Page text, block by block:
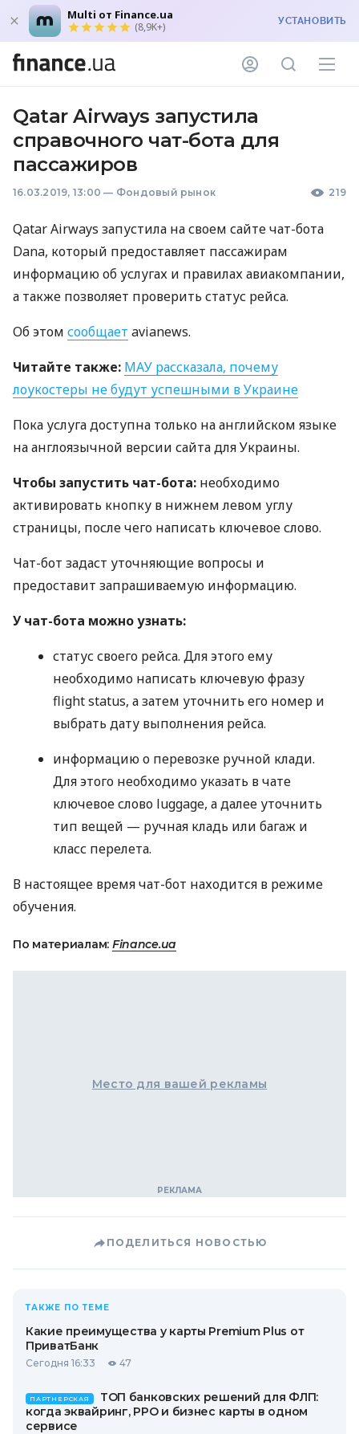
Multi от Finance.ua
(8,9K+) УСТАНОВИТЬ
Qatar Airways запустила
справочного чат-бота для
пассажиров
16.03.2019, 13:00 — Фондовый рынок 219
Qatar Airways запустила на своем сайте чат-бота
Dana, который предоставляет пассажирам
информацию об услугах и правилах авиакомпании,
а также позволяет проверить статус рейса.
Об этом сообщает avianews.
Читайте также: МАУ рассказала, почему
лоукостеры не будут успешными в Украине
Пока услуга доступна только на английском языке
на англоязычной версии сайта для Украины.
Чтобы запустить чат-бота: необходимо
активировать кнопку в нижнем левом углу
страницы, после чего написать ключевое слово.
Чат-бот задаст уточняющие вопросы и
предоставит запрашиваемую информацию.
У чат-бота можно узнать:
статус своего рейса. Для этого ему
необходимо написать ключевую фразу
flight status, а затем уточнить его номер и
выбрать дату выполнения рейса.
информацию о перевозке ручной клади.
Для этого необходимо указать в чате
ключевое слово luggage, а далее уточнить
тип вещей — ручная кладь или багаж и
класс перелета.
В настоящее время чат-бот находится в режиме
обучения.
По материалам: Finance.ua
Место для вашей рекламы
ПОДЕЛИТЬСЯ НОВОСТЬЮ
ТАКЖЕ ПО ТЕМЕ
Какие преимущества у карты Premium Plus от
ПриватБанк
Сегодня 16:33 47
ПАРТНЕРСКАЯ
ТОП банковских решений для ФЛП:
когда эквайринг, РРО и бизнес карты в одном
сервисе